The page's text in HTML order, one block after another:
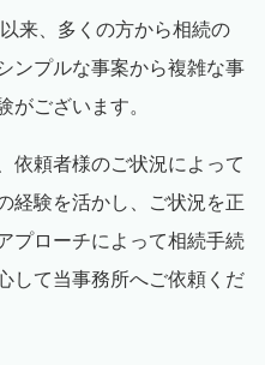
来、多くの方から相続の
ンプルな事案から複雑な事
がございます。
依頼者様のご状況によって
経験を活かし、ご状況を正
プローチによって相続手続
して当事務所へご依頼くだ